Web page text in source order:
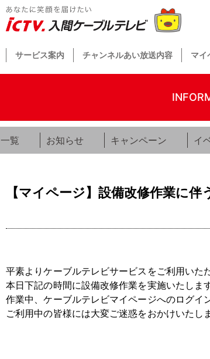
サービス案内 チャンネルあい放送内容 マイ
一覧 お知らせ キャンペーン イ
【マイページ】設備改修作業に
平素よりケーブルテレビサービスをご利用いた
本日下記の時間に設備改修作業を実施いたします
作業中、ケーブルテレビマイページへのログイ
ご利用中の皆様には大変ご迷惑をおかけいた